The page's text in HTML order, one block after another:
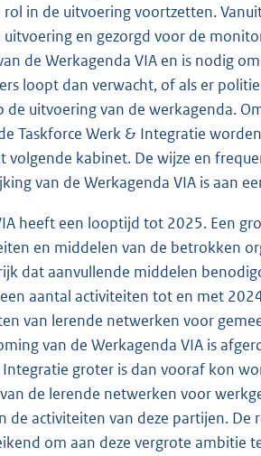
rol in de uitvoering voortzetten.
en gezorgd voor de
de Werkagenda VIA en is nodig
loopt dan verwacht, of als er
uitvoering van de werkagenda.
Taskforce Werk & Integratie
volgende kabinet. De wijze en
van de Werkagenda VIA is aan
heeft een looptijd tot 2025. Een
en middelen van de betrokken
dat aanvullende middelen
aantal activiteiten tot en met
van lerende netwerken voor
van de Werkagenda VIA is
Integratie groter is dan vooraf kon
de lerende netwerken voor
de activiteiten van deze partijen.
om aan deze vergrote ambitie